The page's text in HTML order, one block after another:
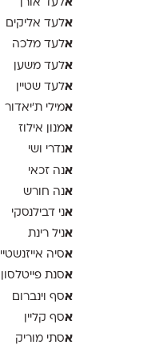
אלעד אורן
אלעד אליקים
אלעד מלכה
אלעד משען
אלעד שטיין
אמילי ת׳יאדור
אמנון אילוז
אנדרי ושי
אנה זכאי
אנה חורש
אני דבילנסקי
אניל רינת
אסיה אייזנשטיין
אסנת פייטלסון
אסף וינברום
אסף קליין
אסתי מוריק